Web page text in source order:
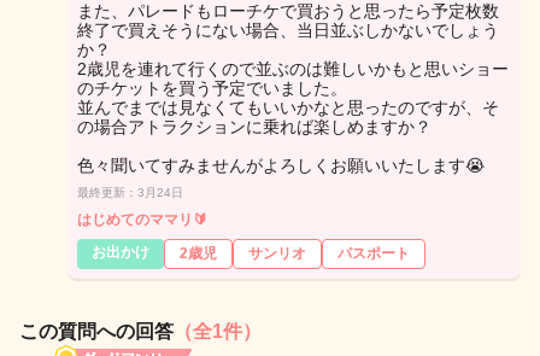
また、パレードもローチケで買おうと思ったら予定枚数
終了で買えそうにない場合、当日並ぶしかないでしょう
か？
2歳児を連れて行くので並ぶのは難しいかもと思いショー
のチケットを買う予定でいました。
並んでまでは見なくてもいいかなと思ったのですが、そ
の場合アトラクションに乗れば楽しめますか？
色々聞いてすみませんがよろしくお願いいたします😭
最終更新：3月24日
はじめてのママリ🔰
お出かけ
2歳児 サンリオ パスポート
この質問への回答 （全1件）